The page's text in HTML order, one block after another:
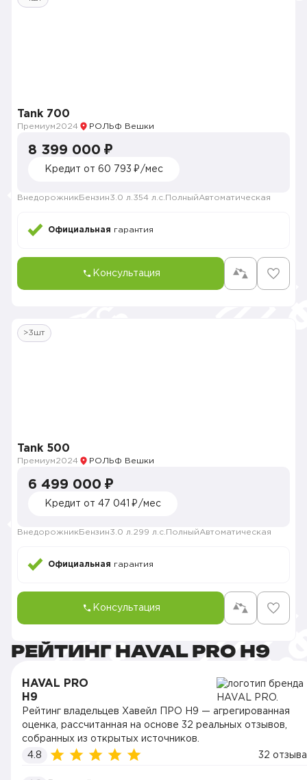
Tank 700
Премиум2024 РОЛЬФ Вешки
8 399 000 ₽
Кредит от 60 793 ₽/мес
Внедорожник Бензин3.0 л. 354 л.с. ПолныйАвтоматическая
Официальная гарантия
Консультация
>3шт
Tank 500
Премиум2024 РОЛЬФ Вешки
6 499 000 ₽
Кредит от 47 041 ₽/мес
Внедорожник Бензин3.0 л. 299 л.с. ПолныйАвтоматическая
Официальная гарантия
Консультация
РЕЙТИНГ HAVAL PRO H9
HAVAL PRO
H9
Рейтинг владельцев Хавейл ПРО H9 — агрегированная
оценка, рассчитанная на основе 32 реальных отзывов,
собранных из открытых источников.
4.8
32 отзыва